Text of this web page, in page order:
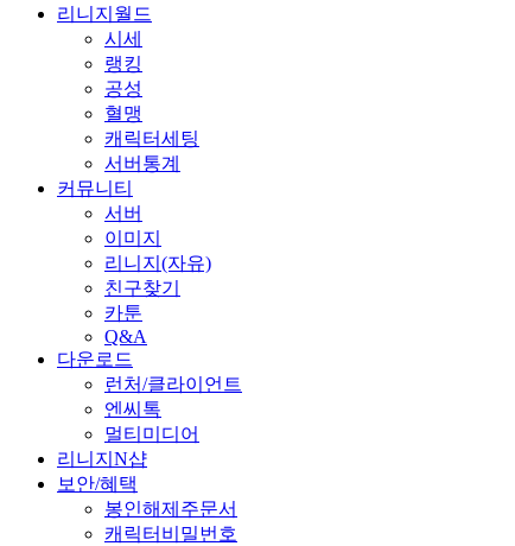
리니지월드
시세
랭킹
공성
혈맹
캐릭터세팅
서버통계
커뮤니티
서버
이미지
리니지(자유)
친구찾기
카툰
Q&A
다운로드
런처/클라이언트
엔씨톡
멀티미디어
리니지N샵
보안/혜택
봉인해제주문서
캐릭터비밀번호